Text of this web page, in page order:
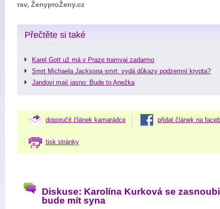
rav, ŽenyproŽeny.cz
Přečtěte si také
Karel Gott už má v Praze tramvaj zadarmo
Smrt Michaela Jacksona smrt: vydá důkazy podzemní krypta?
Jandovi mají jasno: Bude to Anežka
doporučit článek kamarádce přidat článek na
tisk stránky
Diskuse: Karolína Kurková se
bude mít syna